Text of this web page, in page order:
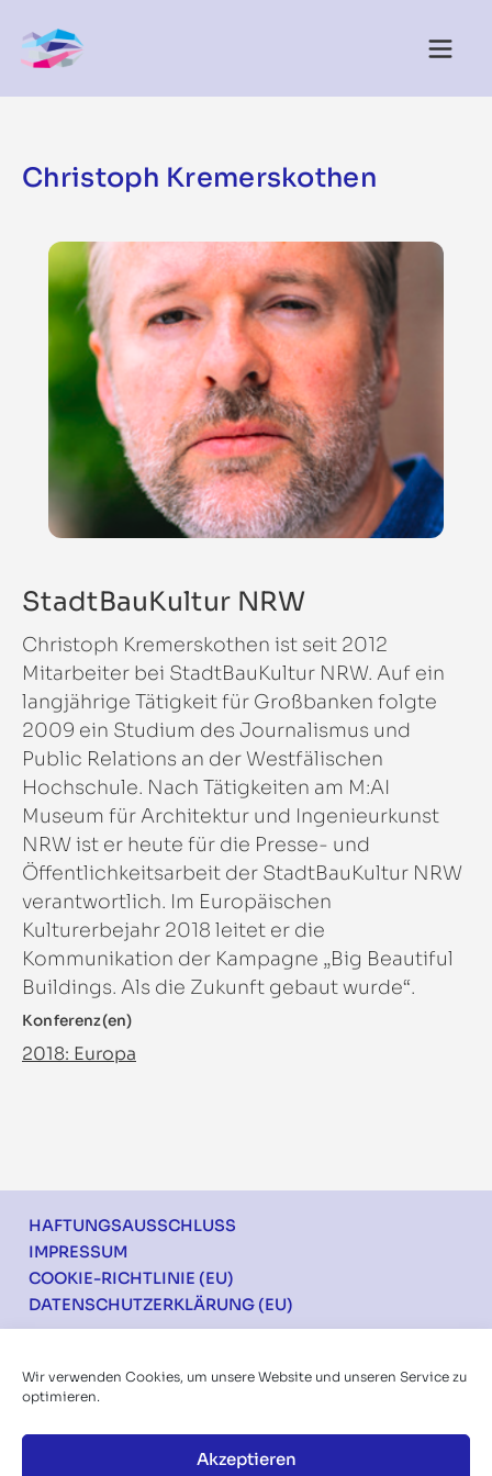
Wir verwenden Cookies, um unsere Website und unseren Service zu
optimieren.
Akzeptieren
Christoph Kremerskothen
StadtBauKultur NRW
Christoph Kremerskothen ist seit 2012
Mitarbeiter bei StadtBauKultur NRW. Auf ein
langjährige Tätigkeit für Großbanken folgte
2009 ein Studium des Journalismus und
Public Relations an der Westfälischen
Hochschule. Nach Tätigkeiten am M:AI
Museum für Architektur und Ingenieurkunst
NRW ist er heute für die Presse- und
Öffentlichkeitsarbeit der StadtBauKultur NRW
verantwortlich. Im Europäischen
Kulturerbejahr 2018 leitet er die
Kommunikation der Kampagne „Big Beautiful
Buildings. Als die Zukunft gebaut wurde“.
Konferenz(en)
2018: Europa
Footer
HAFTUNGSAUSSCHLUSS
IMPRESSUM
COOKIE-RICHTLINIE (EU)
DATENSCHUTZERKLÄRUNG (EU)
Ich möchte über die Konferenzen informiert
werden